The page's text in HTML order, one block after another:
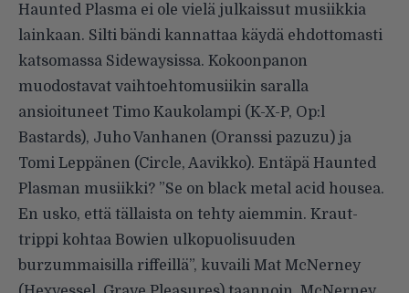
Haunted Plasma ei ole vielä julkaissut musiikkia
lainkaan. Silti bändi kannattaa käydä ehdottomasti
katsomassa Sidewaysissa. Kokoonpanon
muodostavat vaihtoehtomusiikin saralla
ansioituneet Timo Kaukolampi (K-X-P, Op:l
Bastards), Juho Vanhanen (Oranssi pazuzu) ja
Tomi Leppänen (Circle, Aavikko). Entäpä Haunted
Plasman musiikki? ”Se on black metal acid housea.
En usko, että tällaista on tehty aiemmin. Kraut-
trippi kohtaa Bowien ulkopuolisuuden
burzummaisilla riffeillä”, kuvaili Mat McNerney